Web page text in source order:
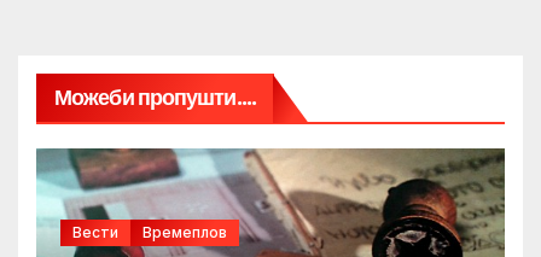
Можеби пропушти....
Вести Времеплов